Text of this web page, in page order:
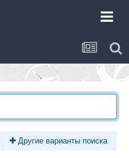
Другие варианты поиска